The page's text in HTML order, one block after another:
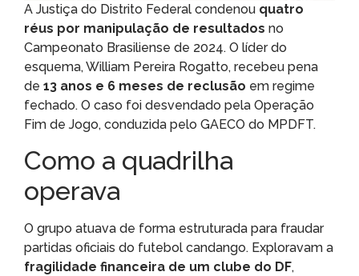
A Justiça do Distrito Federal condenou quatro
réus por manipulação de resultados no
Campeonato Brasiliense de 2024. O líder do
esquema, William Pereira Rogatto, recebeu pena
de 13 anos e 6 meses de reclusão em regime
fechado. O caso foi desvendado pela Operação
Fim de Jogo, conduzida pelo GAECO do MPDFT.
Como a quadrilha
operava
O grupo atuava de forma estruturada para fraudar
partidas oficiais do futebol candango. Exploravam a
fragilidade financeira de um clube do DF,